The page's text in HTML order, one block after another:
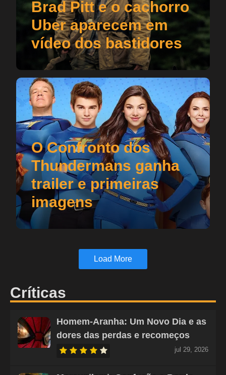
Brad Pitt e o cachorro
Uber aparecem em
vídeo dos bastidores
O Confronto dos
Thundermans ganha
trailer e primeiras
imagens
Load More
Críticas
Homem-Aranha: Um Novo Dia e as
dores das perdas e recomeços
jul 29, 2026